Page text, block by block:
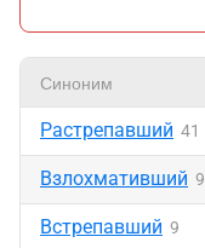
Синоним
Растрепавший 41
Взлохмативший 9
Встрепавший 9